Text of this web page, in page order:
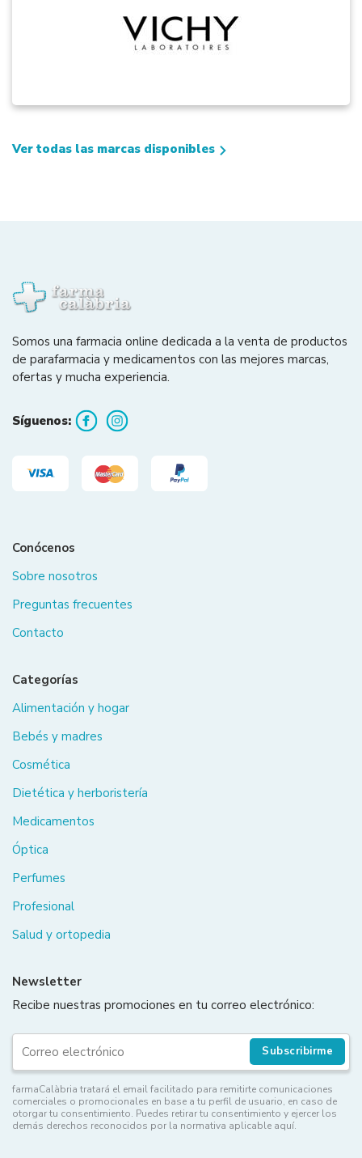
Ver todas las marcas disponibles
Somos una farmacia online dedicada a la venta de productos
de parafarmacia y medicamentos con las mejores marcas,
ofertas y mucha experiencia.
Síguenos:
Conócenos
Sobre nosotros
Preguntas frecuentes
Contacto
Categorías
Alimentación y hogar
Bebés y madres
Cosmética
Dietética y herboristería
Medicamentos
Óptica
Perfumes
Profesional
Salud y ortopedia
Newsletter
Recibe nuestras promociones en tu correo electrónico:
Subscribirme
farmaCalàbria tratará el email facilitado para remitirte comunicaciones
comerciales o promocionales en base a tu perfil de usuario, en caso de
otorgar tu consentimiento. Puedes retirar tu consentimiento y ejercer los
demás derechos reconocidos por la normativa aplicable aquí.